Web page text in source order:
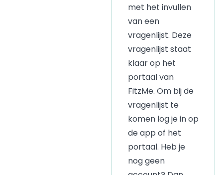
met het invullen
van een
vragenlijst. Deze
vragenlijst staat
klaar op het
portaal van
FitzMe. Om bij de
vragenlijst te
komen log je in op
de app of het
portaal. Heb je
nog geen